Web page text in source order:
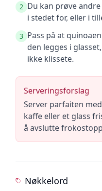
2 Du kan prøve
i stedet for, eller i
3 Pass på at
den legges i
ikke klissete.
Serveringsforslag
Server parfaiten
kaffe eller et glass
å avslutte
Nøkkelord